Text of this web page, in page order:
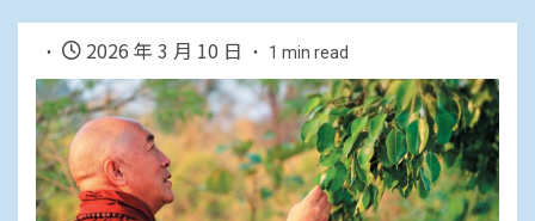
2026 年 3 月 10 日 1 min read